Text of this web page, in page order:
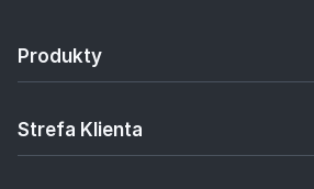
Produkty
Strefa Klienta